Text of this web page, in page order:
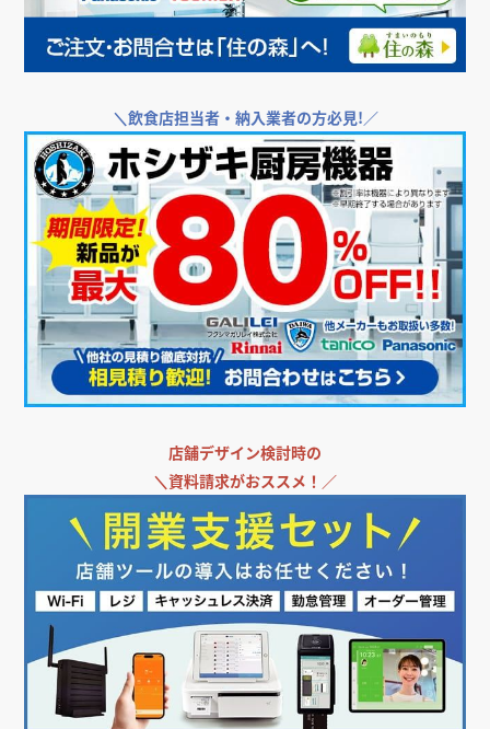
＼飲食店担当者・納入業者の方必見!／
店舗デザイン検討時の
＼資料請求がおススメ！／